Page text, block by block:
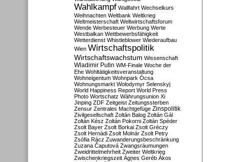
Wahlkampf Wallfahrt Wechselkurs
Weihnachten Weltbank Weltkrieg
Weltmeisterschaft Weltwirtschaftsforum
Wende Werbesteuer Werbung Werte
Westbalkan Wettbewerbsfähigkeit
Wetterdienst Whistleblower Wiederaufbau
Wien Wirtschaftspolitik
Wirtschaftswachstum Wissenschaft
Wladimir Putin WM-Finale Woche der
Ehe Wohltätigkeitsveranstaltung
Wohneigentum Wohnpark Ócsa
Wohnungsmarkt Wolodymyr Selenskyj
World Happiness Report World Press
Photo Wortschatz Währungsunion Xi
Jinping ZDF Zeitgeist Zeitungssterben
Zensur Zentrales Machtgefüge Zinspolitik
Zivilgesellschaft Zoltán Balog Zoltán Gál
Zoltán Kész Zoltán Pokorni Zoltán Spéder
Zsolt Bayer Zsolt Borkai Zsolt Gréczy
Zsolt Hernádi Zsolt Molnár Zsolt Petry
Zsófia Rácz Zuwanderungsbeschränkung
Zuzana Čaputová Zwangsräumungen
Zweidrittelmehrheit Zweiter Weltkrieg
Zwischenkriegszeit Ágnes Geréb Ákos